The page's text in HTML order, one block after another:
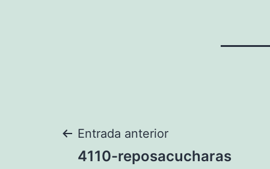
Navegación
Entrada anterior
4110-reposacucharas